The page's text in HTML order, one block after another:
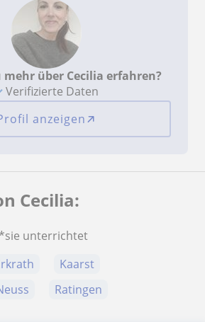
über Cecilia erfahren?
Verifizierte Daten
anzeigen
Cecilia:
unterrichtet
Kaarst
Ratingen